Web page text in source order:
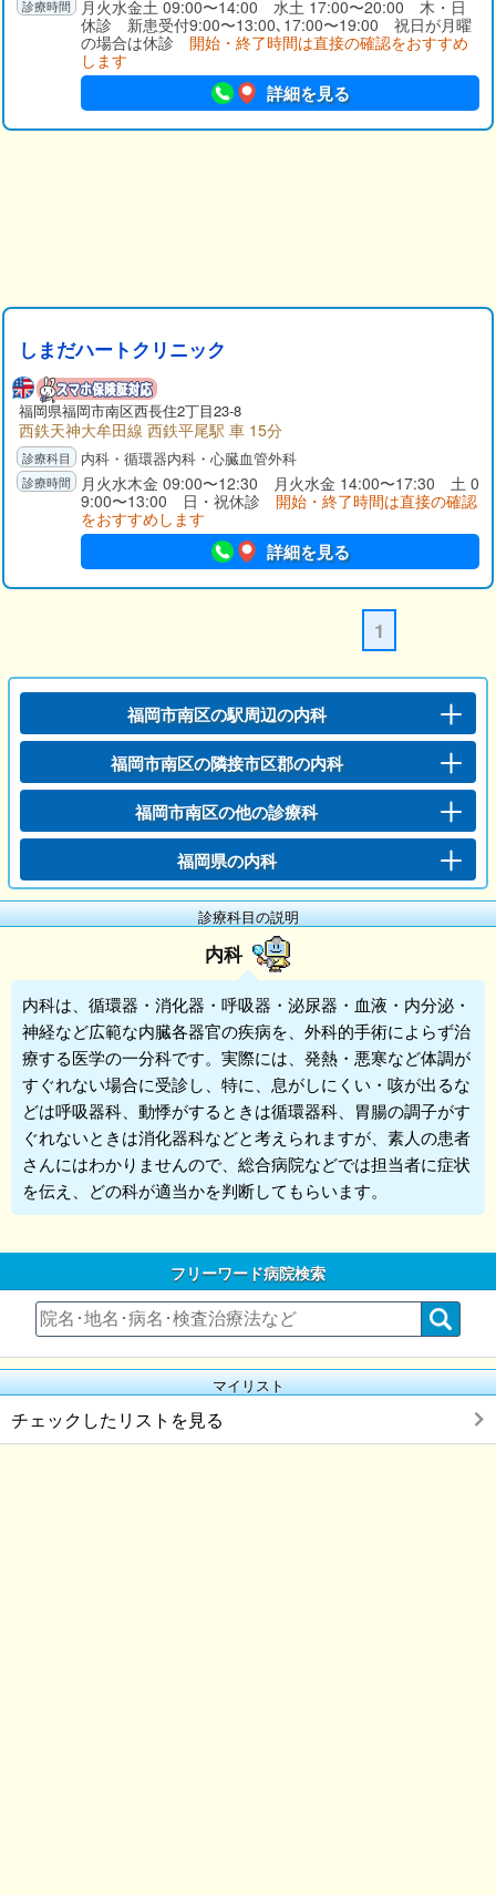
月火水金土 09:00〜14:00 水土 17:00〜20:00 木・日
休診 新患受付9:00〜13:00､17:00〜19:00 祝日が月曜
の場合は休診 開始・終了時間は直接の確認をおすすめ
します
詳細を見る
しまだハートクリニック
福岡県福岡市南区西長住2丁目23-8
西鉄天神大牟田線 西鉄平尾駅 車 15分
内科・循環器内科・心臓血管外科
月火水木金 09:00〜12:30 月火水金 14:00〜17:30 土 0
9:00〜13:00 日・祝休診 開始・終了時間は直接の確認
をおすすめします
詳細を見る
1
福岡市南区の駅周辺の内科
福岡市南区の隣接市区郡の内科
福岡市南区の他の診療科
福岡県の内科
診療科目の説明
内科
内科は、循環器・消化器・呼吸器・泌尿器・血液・内分泌・
神経など広範な内臓各器官の疾病を、外科的手術によらず治
療する医学の一分科です。実際には、発熱・悪寒など体調が
すぐれない場合に受診し、特に、息がしにくい・咳が出るな
どは呼吸器科、動悸がするときは循環器科、胃腸の調子がす
ぐれないときは消化器科などと考えられますが、素人の患者
さんにはわかりませんので、総合病院などでは担当者に症状
を伝え、どの科が適当かを判断してもらいます。
フリーワード病院検索
マイリスト
チェックしたリストを見る